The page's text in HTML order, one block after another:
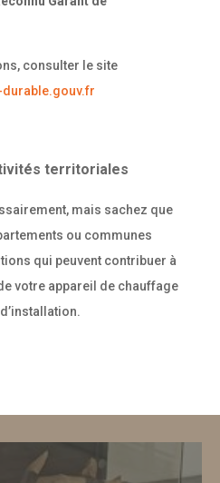
consulter le site
durable.gouv.fr
territoriales
mais sachez que
ou communes
qui peuvent contribuer à
votre appareil de chauffage